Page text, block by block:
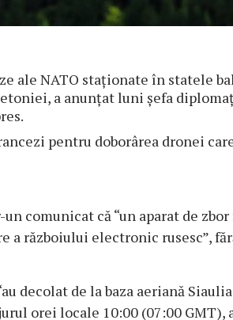
ale NATO staţionate în statele
a anunţat luni şefa
pentru doborârea dronei
comunicat că “un aparat de
a războiului electronic rusesc”,
decolat de la baza aeriană
orei locale 10:00 (07:00 GMT),